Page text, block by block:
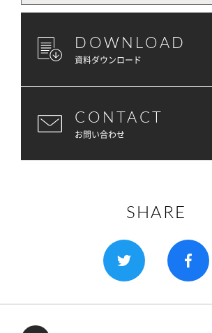
DOWNLOAD
資料ダウンロード
CONTACT
お問い合わせ
SHARE